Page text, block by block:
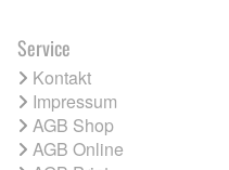
Service
Kontakt
Impressum
AGB Shop
AGB Online